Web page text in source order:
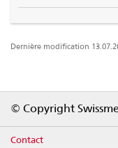
Dernière modification
© Copyright
Contact